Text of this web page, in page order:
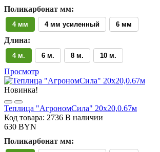
Поликарбонат мм:
4 мм 4 мм усиленный 6 мм
Длина:
4 м. 6 м. 8 м. 10 м.
Просмотр
Новинка!
Теплица "АгрономСила" 20х20,0.67м
Код товара: 2736 В наличии
630 BYN
Поликарбонат мм: